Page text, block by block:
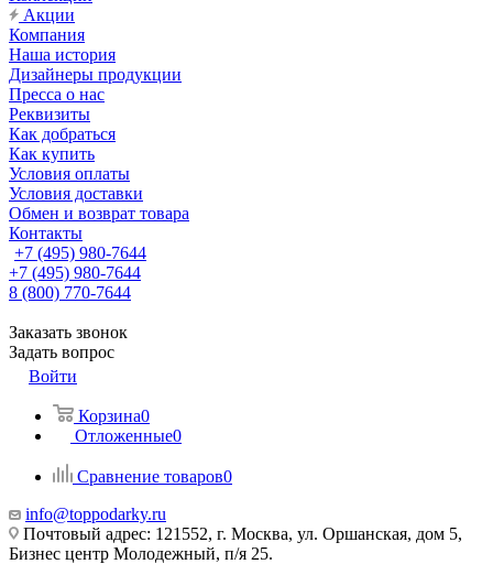
Акции
Компания
Наша история
Дизайнеры продукции
Пресса о нас
Реквизиты
Как добраться
Как купить
Условия оплаты
Условия доставки
Обмен и возврат товара
Контакты
+7 (495) 980-7644
+7 (495) 980-7644
8 (800) 770-7644
Заказать звонок
Задать вопрос
Войти
Корзина0
Отложенные0
Сравнение товаров0
info@toppodarky.ru
Почтовый адрес: 121552, г. Москва, ул. Оршанская, дом 5,
Бизнес центр Молодежный, п/я 25.